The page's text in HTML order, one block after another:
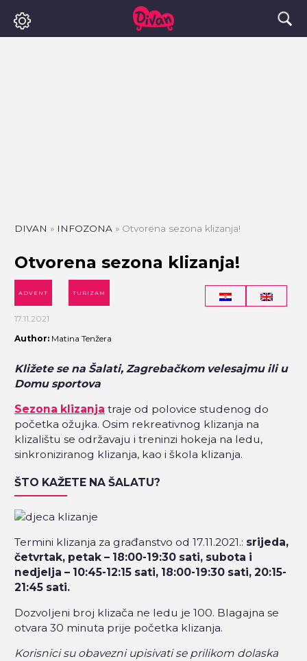
DIVAN » INFOZONA » Otvorena sezona klizanja!
Otvorena sezona klizanja!
ADVENT TURIZAM
17.11.2021
Author: Matina Tenžera
Kližete se na Šalati, Zagrebačkom velesajmu ili u
Domu sportova
Sezona klizanja traje od polovice studenog do
početka ožujka. Osim rekreativnog klizanja na
klizalištu se održavaju i treninzi hokeja na ledu,
sinkroniziranog klizanja, kao i škola klizanja.
ŠTO KAŽETE NA ŠALATU?
Termini klizanja za građanstvo od 17.11.2021.: srijeda,
četvrtak, petak – 18:00-19:30 sati, subota i
nedjelja – 10:45-12:15 sati, 18:00-19:30 sati, 20:15-
21:45 sati.
Dozvoljeni broj klizača ne ledu je 100. Blagajna se
otvara 30 minuta prije početka klizanja.
Korisnici su obavezni upisivati se prilikom dolaska